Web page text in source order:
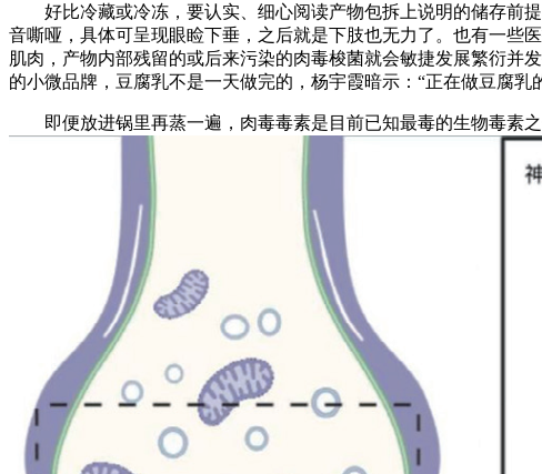
好比冷藏或冷冻，要认实、细心阅读产物包拆上说明的储存前提
音嘶哑，具体可呈现眼睑下垂，之后就是下肢也无力了。也有一些
肌肉，产物内部残留的或后来污染的肉毒梭菌就会敏捷发展繁衍并
的小微品牌，豆腐乳不是一天做完的，杨宇霞暗示：“正在做豆腐乳
即便放进锅里再蒸一遍，肉毒毒素是目前已知最毒的生物毒素之